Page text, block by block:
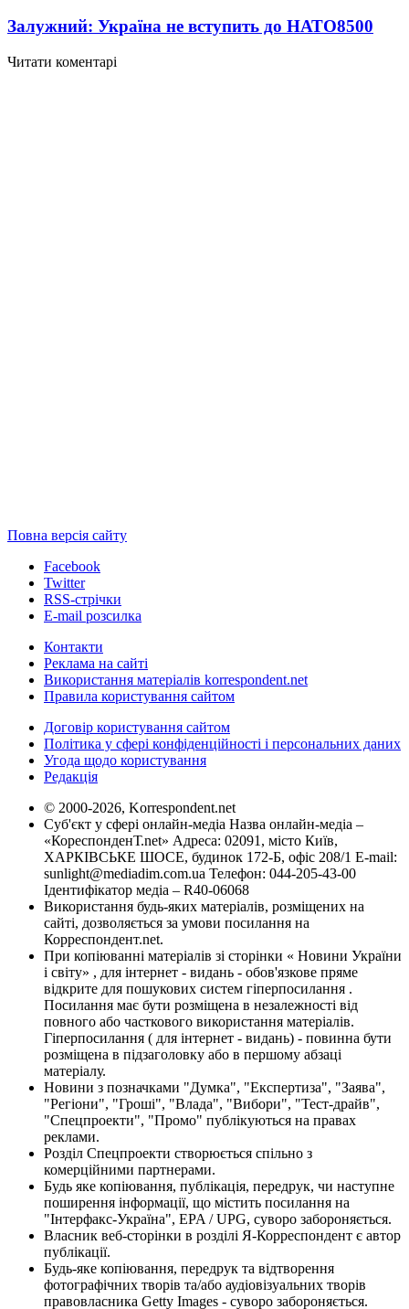
Залужний: Україна не вступить до НАТО8500
Читати коментарі
Повна версія сайту
Facebook
Twitter
RSS-стрічки
E-mail розсилка
Контакти
Реклама на сайті
Використання матеріалів korrespondent.net
Правила користування сайтом
Договір користування сайтом
Політика у сфері конфіденційності і персональних даних
Угода щодо користування
Редакція
© 2000-2026, Korrespondent.net
Суб'єкт у сфері онлайн-медіа Назва онлайн-медіа –
«КореспонденТ.net» Адреса: 02091, місто Київ,
ХАРКІВСЬКЕ ШОСЕ, будинок 172-Б, офіс 208/1 E-mail:
sunlight@mediadim.com.ua Телефон: 044-205-43-00
Ідентифікатор медіа – R40-06068
Використання будь-яких матеріалів, розміщених на
сайті, дозволяється за умови посилання на
Корреспондент.net.
При копіюванні матеріалів зі сторінки « Новини України
і світу» , для інтернет - видань - обов'язкове пряме
відкрите для пошукових систем гіперпосилання .
Посилання має бути розміщена в незалежності від
повного або часткового використання матеріалів.
Гіперпосилання ( для інтернет - видань) - повинна бути
розміщена в підзаголовку або в першому абзаці
матеріалу.
Новини з позначками "Думка", "Експертиза", "Заява",
"Регіони", "Гроші", "Влада", "Вибори", "Тест-драйв",
"Спецпроекти", "Промо" публікуються на правах
реклами.
Розділ Спецпроекти створюється спільно з
комерційними партнерами.
Будь яке копіювання, публікація, передрук, чи наступне
поширення інформації, що містить посилання на
"Інтерфакс-Україна", EPA / UPG, суворо забороняється.
Власник веб-сторінки в розділі Я-Корреспондент є автор
публікації.
Будь-яке копіювання, передрук та відтворення
фотографічних творів та/або аудіовізуальних творів
правовласника Getty Images - суворо забороняється.